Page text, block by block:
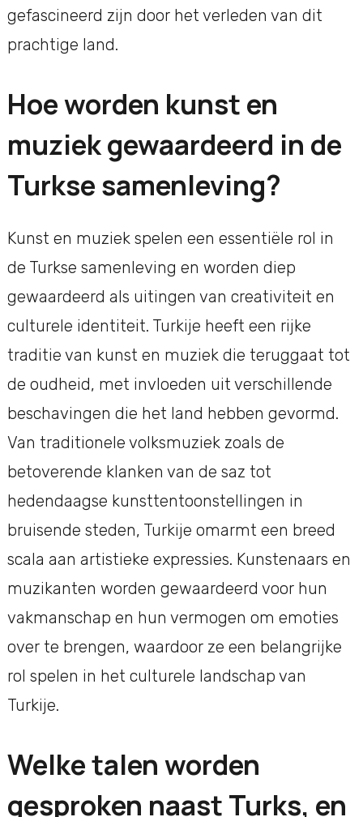
gefascineerd zijn door het verleden van dit
prachtige land.
Hoe worden kunst en
muziek gewaardeerd in de
Turkse samenleving?
Kunst en muziek spelen een essentiële rol in
de Turkse samenleving en worden diep
gewaardeerd als uitingen van creativiteit en
culturele identiteit. Turkije heeft een rijke
traditie van kunst en muziek die teruggaat tot
de oudheid, met invloeden uit verschillende
beschavingen die het land hebben gevormd.
Van traditionele volksmuziek zoals de
betoverende klanken van de saz tot
hedendaagse kunsttentoonstellingen in
bruisende steden, Turkije omarmt een breed
scala aan artistieke expressies. Kunstenaars en
muzikanten worden gewaardeerd voor hun
vakmanschap en hun vermogen om emoties
over te brengen, waardoor ze een belangrijke
rol spelen in het culturele landschap van
Turkije.
Welke talen worden
gesproken naast Turks, en